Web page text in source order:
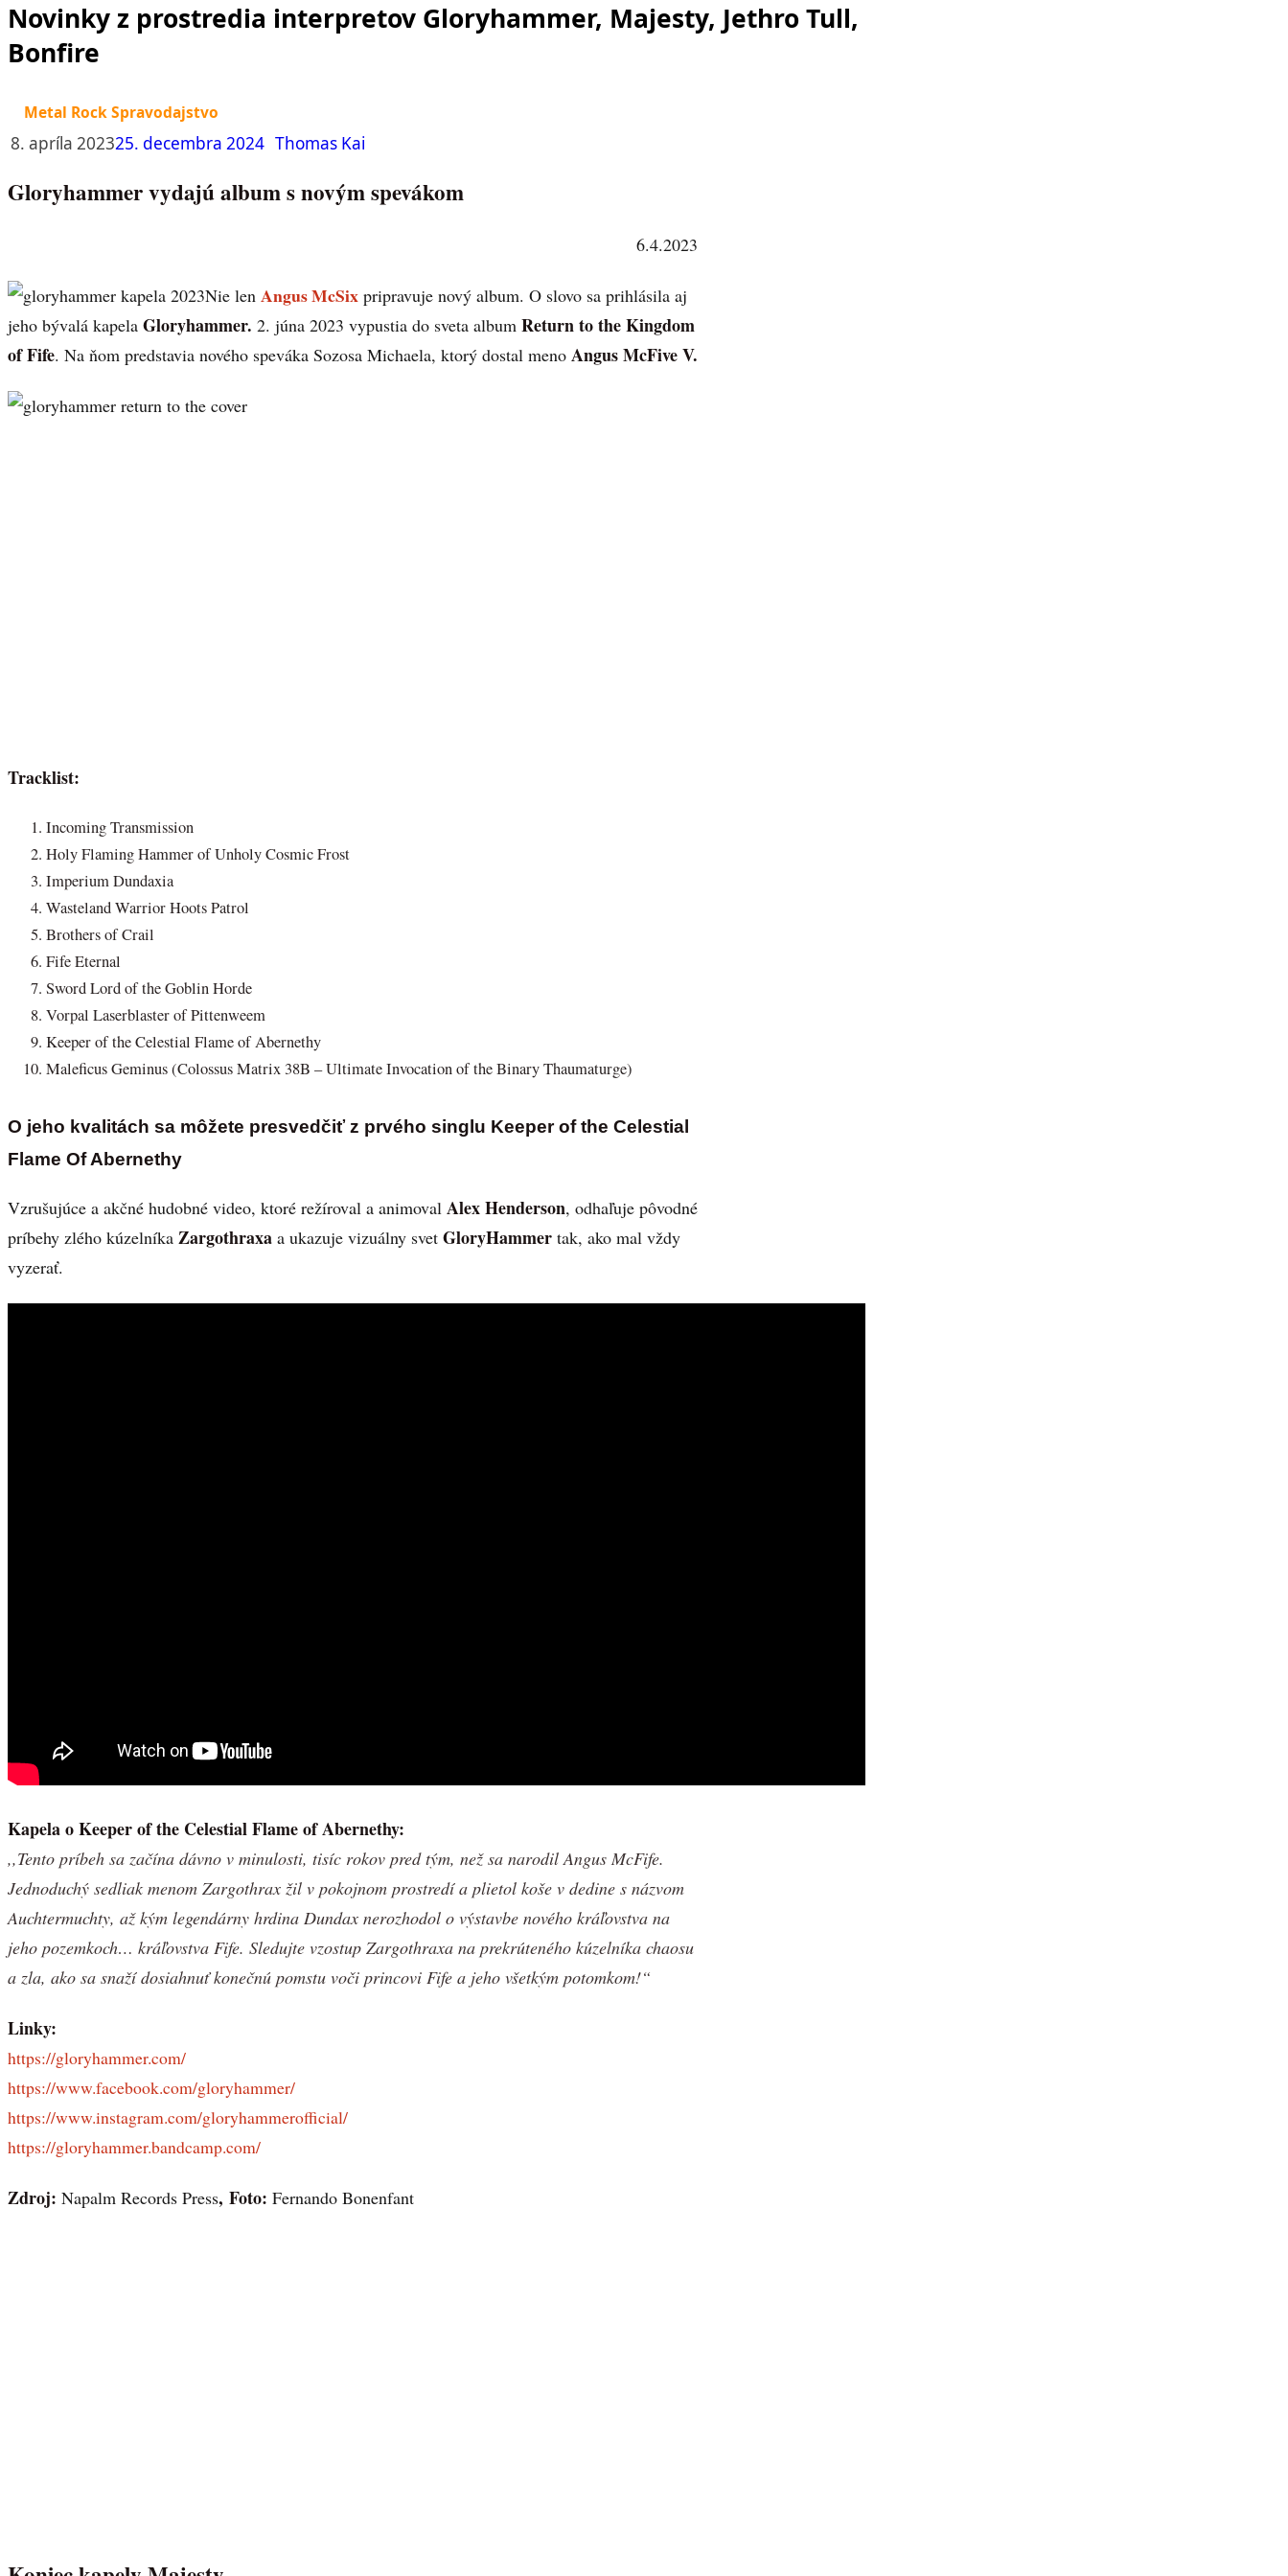
Novinky z prostredia interpretov Gloryhammer, Majesty, Jethro Tull,
Bonfire
Metal Rock Spravodajstvo
8. apríla 202325. decembra 2024 Thomas Kai
Gloryhammer vydajú album s novým spevákom
6.4.2023
Nie len Angus McSix pripravuje nový album. O slovo sa prihlásila aj
jeho bývalá kapela Gloryhammer. 2. júna 2023 vypustia do sveta album Return to the Kingdom
of Fife. Na ňom predstavia nového speváka Sozosa Michaela, ktorý dostal meno Angus McFive V.
Tracklist:
Incoming Transmission
Holy Flaming Hammer of Unholy Cosmic Frost
Imperium Dundaxia
Wasteland Warrior Hoots Patrol
Brothers of Crail
Fife Eternal
Sword Lord of the Goblin Horde
Vorpal Laserblaster of Pittenweem
Keeper of the Celestial Flame of Abernethy
Maleficus Geminus (Colossus Matrix 38B – Ultimate Invocation of the Binary Thaumaturge)
O jeho kvalitách sa môžete presvedčiť z prvého singlu Keeper of the Celestial
Flame Of Abernethy
Vzrušujúce a akčné hudobné video, ktoré režíroval a animoval Alex Henderson, odhaľuje pôvodné
príbehy zlého kúzelníka Zargothraxa a ukazuje vizuálny svet GloryHammer tak, ako mal vždy
vyzerať.
Kapela o Keeper of the Celestial Flame of Abernethy:
,,Tento príbeh sa začína dávno v minulosti, tisíc rokov pred tým, než sa narodil Angus McFife.
Jednoduchý sedliak menom Zargothrax žil v pokojnom prostredí a plietol koše v dedine s názvom
Auchtermuchty, až kým legendárny hrdina Dundax nerozhodol o výstavbe nového kráľovstva na
jeho pozemkoch… kráľovstva Fife. Sledujte vzostup Zargothraxa na prekrúteného kúzelníka chaosu
a zla, ako sa snaží dosiahnuť konečnú pomstu voči princovi Fife a jeho všetkým potomkom!“
Linky:
https://gloryhammer.com/
https://www.facebook.com/gloryhammer/
https://www.instagram.com/gloryhammerofficial/
https://gloryhammer.bandcamp.com/
Zdroj: Napalm Records Press, Foto: Fernando Bonenfant